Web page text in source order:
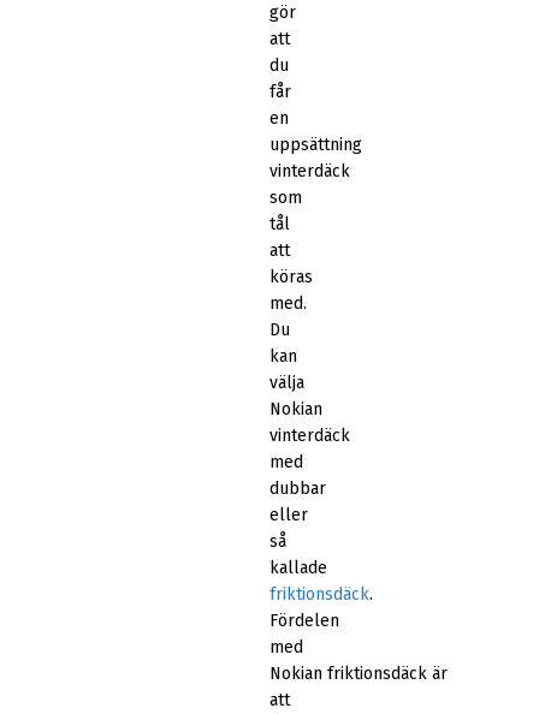
gör
att
du
får
en
uppsättning
vinterdäck
som
tål
att
köras
med.
Du
kan
välja
Nokian
vinterdäck
med
dubbar
eller
så
kallade
friktionsdäck.
Fördelen
med
Nokian friktionsdäck är
att